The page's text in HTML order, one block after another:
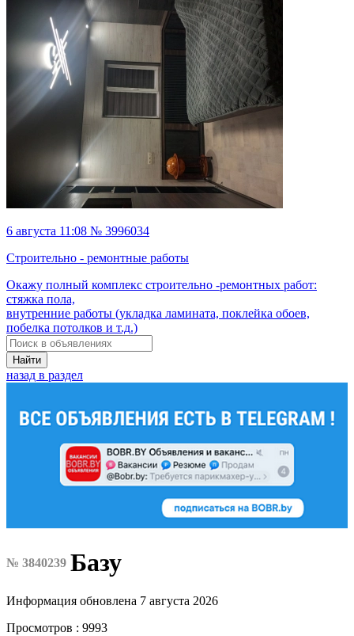
6 августа 11:08 № 3996034
Строительно - ремонтные работы
Окажу полный комплекс строительно -ремонтных работ:
стяжка пола,
внутренние работы (укладка ламината, поклейка обоев,
побелка потолков и т.д.)
Найти
назад в раздел
№ 3840239 Базу
Информация обновлена 7 августа 2026
Просмотров : 9993